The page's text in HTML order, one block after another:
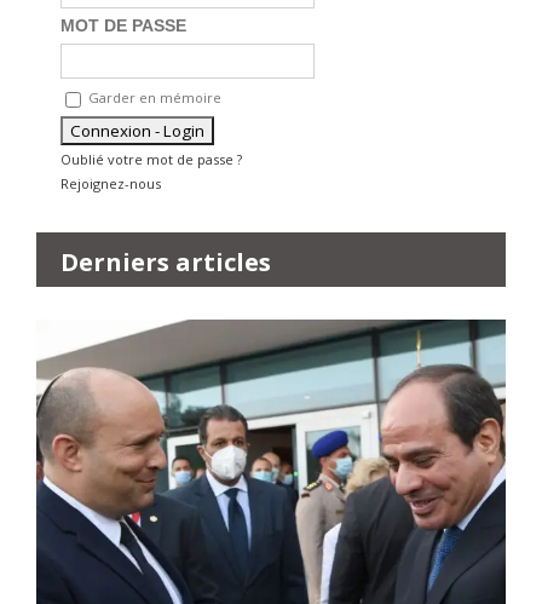
MOT DE PASSE
Garder en mémoire
Oublié votre mot de passe ?
Rejoignez-nous
Derniers articles